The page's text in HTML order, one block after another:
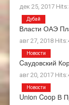
дек 25, 2017
Власти ОАЭ
авг 27, 2018
Дубай
Cаудовский
авг 20, 2017
Новости
Union Coop В
Новости